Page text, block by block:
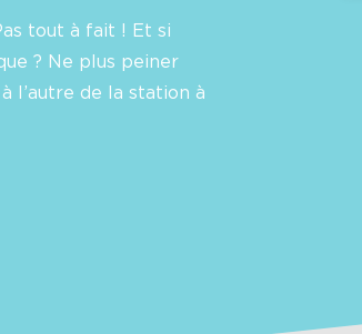
tout à fait ! Et si
? Ne plus peiner
l’autre de la station à